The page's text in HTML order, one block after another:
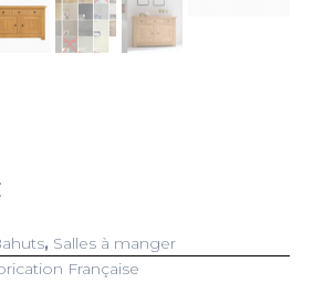
, Salles à manger
Française